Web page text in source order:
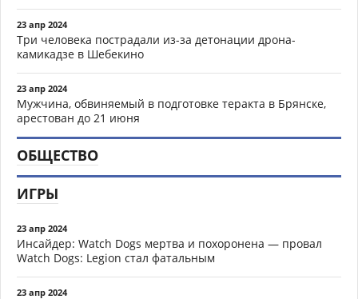
23 апр 2024
Три человека пострадали из-за детонации дрона-
камикадзе в Шебекино
23 апр 2024
Мужчина, обвиняемый в подготовке теракта в Брянске,
арестован до 21 июня
ОБЩЕСТВО
ИГРЫ
23 апр 2024
Инсайдер: Watch Dogs мертва и похоронена — провал
Watch Dogs: Legion стал фатальным
23 апр 2024